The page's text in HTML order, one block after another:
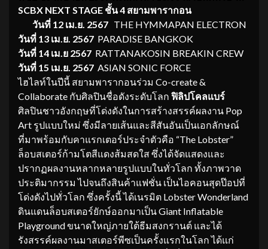
SCBX NEXT STAGE ชั้น 4 สยามพารากอน
วันที่ 12 เม.ย. 2567 THE HYMMAPAN ELECTRON
วันที่ 13 เม.ย. 2567 PARADISE BANGKOK
วันที่ 14 เม.ย 2567 RATTANAKOSIN BREAKIN CREW
วันที่ 15 เม.ย. 2567 ASIAN SONIC FORCE
ไฮไลท์ในปีนี้ สยามพารากอนร่วม Co-create &
Collaborate กับศิลปินชื่อดังระดับโลก ฟิลิปโคลแบร์
ศิลปินชาวอังกฤษที่โด่งดังในการสร้างสรรค์ผลงาน Pop
Art รูปแบบใหม่ ซึ่งมีลายเส้นและสีสันอันเป็นเอกลักษณ์
ที่มาพร้อมกับคาแรกเตอร์ประจำตัวคือ “The Lobster”
ล็อบสเตอร์ก้ามโตสีแดงส้มสดใส ซึ่งได้จัดแสดงและ
ปรากฏผลงานหลากหลายรูปแบบในทั่วโลก ทั้งภาพวาด
ประติมากรรม ไปจนถึงสินค้าแฟชั่น เป็นไอคอนสุดป๊อปที่
โด่งดังไปทั่วโลก ซึ่งครั้งนี้ ได้เนรมิต Lobster Wonderland
ดินแดนล็อบสเตอร์ยักษ์ออกมาเป็น Giant Inflatable
Playground ขนาดใหญ่ภายใต้ธีมสงกรานต์ และได้
รังสรรค์ผลงานมาสเตอร์พีซเป็นครั้งแรกในโลก ได้แก่